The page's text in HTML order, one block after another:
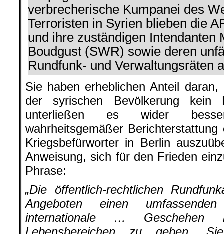
verbrecherische Kumpanei des
Terroristen in Syrien blieben die
und ihre zuständigen Intendanten
Boudgust (SWR) sowie deren
Rundfunk- und Verwaltungsräten
Sie haben erheblichen Anteil
der syrischen Bevölkerung
unterließen es wider
wahrheitsgemäßer
Kriegsbefürworter in Berlin
Anweisung, sich für den Frieden
Phrase:
„Die öffentlich-rechtlichen
Angeboten einen
internationale … Geschehen